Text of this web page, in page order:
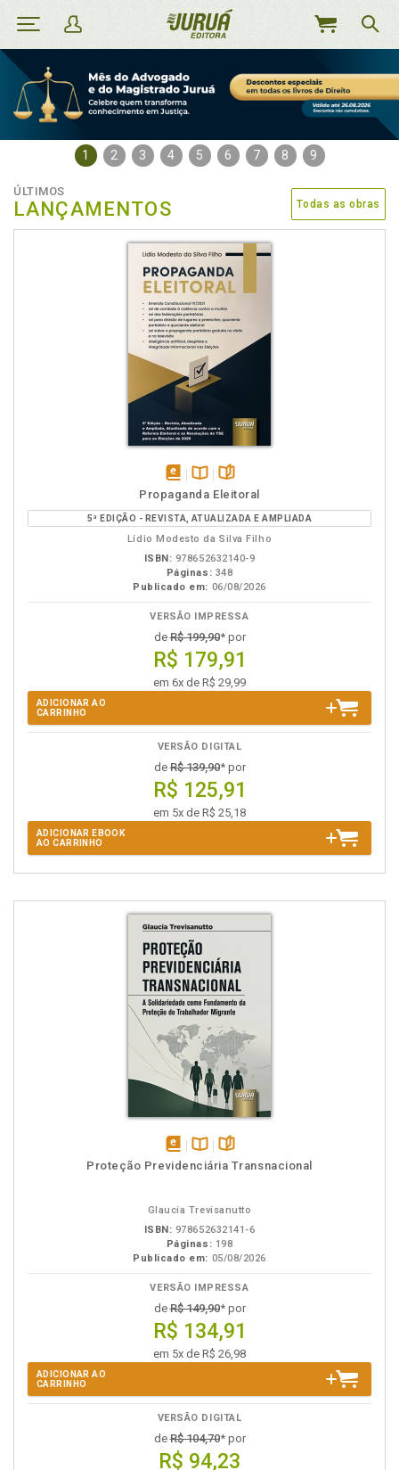
MEU
1 2 3 4 5 6 7 8 9
ÚLTIMOS
LANÇAMENTOS Todas as obras
disponível
em
eBook
Disponível
na
B.V.
páginas
Propaganda Eleitoral
5ª EDIÇÃO - REVISTA, ATUALIZADA E AMPLIADA
Lídio Modesto da Silva Filho
ISBN: 978652632140-9
Páginas: 348
Publicado em: 06/08/2026
VERSÃO IMPRESSA
deR$ 199,90* por
R$ 179,91
em 6x de R$ 29,99
ADICIONAR AO
CARRINHO
VERSÃO DIGITAL
deR$ 139,90* por
R$ 125,91
em 5x de R$ 25,18
ADICIONAR EBOOK
AO CARRINHO
disponívelDisponível
páginas
Proteção Previdenciária Transnacional
Glaucia Trevisanutto
ISBN: 978652632141-6
Páginas: 198
Publicado em: 05/08/2026
VERSÃO IMPRESSA
deR$ 149,90* por
R$ 134,91
em 5x de R$ 26,98
ADICIONAR AO
CARRINHO
VERSÃO DIGITAL
deR$ 104,70* por
R$ 94,23